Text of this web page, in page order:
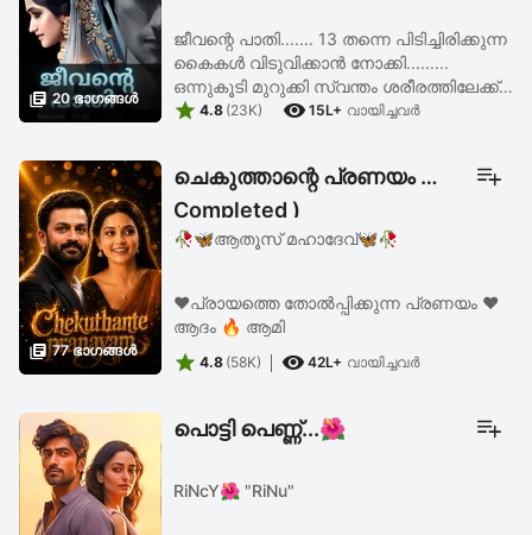
 20 ഭാഗങ്ങള്‍
ജീവന്റെ പാതി....... 13 തന്നെ പിടിച്ചിരിക്കുന്ന
കൈകൾ വിടുവിക്കാൻ നോക്കി.........
ഒന്നുകൂടി മുറുക്കി സ്വന്തം ശരീരത്തിലേക്ക്
ചേർത്തു പിടിക്കുന്നതല്ലാതെ
 4.8 (23K)  15L+ വായിച്ചവര്‍
 77 ഭാഗങ്ങള്‍
ചെകുത്താന്റെ പ്രണയം 🔥(
Completed )
🥀🦋ആതൂസ് മഹാദേവ്🦋🥀
❤️പ്രായത്തെ തോൽപ്പിക്കുന്ന പ്രണയം ❤️
ആദം 🔥 ആമി
 4.8 (58K)  42L+ വായിച്ചവര്‍
പൊട്ടി പെണ്ണ്...🌺
RiNcY🌺 "RiNu"